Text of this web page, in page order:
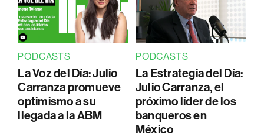
PODCASTS
La Voz del Día: Julio
Carranza promueve
optimismo a su
llegada a la ABM
PODCASTS
La Estrategia del Día:
Julio Carranza, el
próximo líder de los
banqueros en
México